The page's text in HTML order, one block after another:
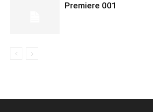
Premiere 001